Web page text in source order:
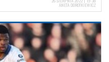
ANETA DOROTKIEWICZ